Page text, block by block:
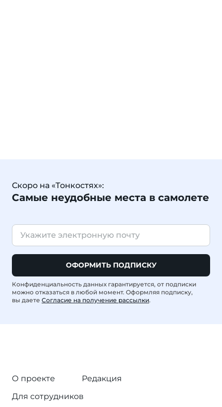
Скоро на «Тонкостях»:
Самые неудобные места в самолете
ОФОРМИТЬ ПОДПИСКУ
Конфиденциальность данных гарантируется, от подписки
можно отказаться в любой момент. Оформляя подписку,
вы даете Согласие на получение рассылки.
О проекте
Редакция
Для сотрудников